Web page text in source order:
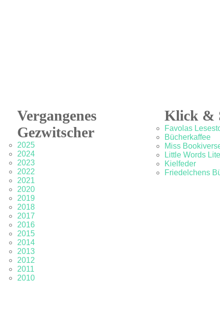
Vergangenes
Gezwitscher
2025
2024
2023
2022
2021
2020
2019
2018
2017
2016
2015
2014
2013
2012
2011
2010
Klick &
Favolas
Bücherkaffee
Miss
Little Words
Kielfeder
Friedelchens